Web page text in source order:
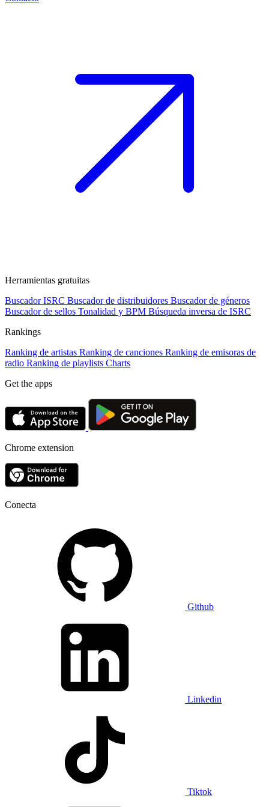
Herramientas gratuitas
Buscador ISRC Buscador de distribuidores Buscador de géneros
Buscador de sellos Tonalidad y BPM Búsqueda inversa de ISRC
Rankings
Ranking de artistas Ranking de canciones Ranking de emisoras de
radio Ranking de playlists Charts
Get the apps
Chrome extension
Conecta
Github
Linkedin
Tiktok